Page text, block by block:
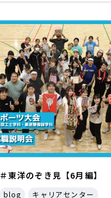
＃東洋のぞき見【6月編】
blog
キャリアセンター